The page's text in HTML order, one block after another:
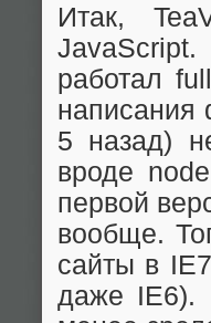
Итак,
работал
написания
5 назад)
вроде
первой
вообще.
сайты в
даже IE6).